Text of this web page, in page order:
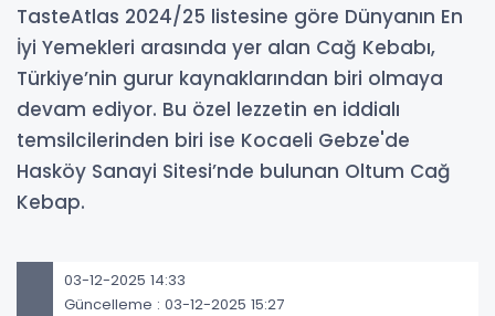
TasteAtlas 2024/25 listesine göre Dünyanın En
İyi Yemekleri arasında yer alan Cağ Kebabı,
Türkiye’nin gurur kaynaklarından biri olmaya
devam ediyor. Bu özel lezzetin en iddialı
temsilcilerinden biri ise ‎Kocaeli Gebze'de
Hasköy Sanayi Sitesi’nde bulunan Oltum Cağ
Kebap.
03-12-2025 14:33
Güncelleme : 03-12-2025 15:27